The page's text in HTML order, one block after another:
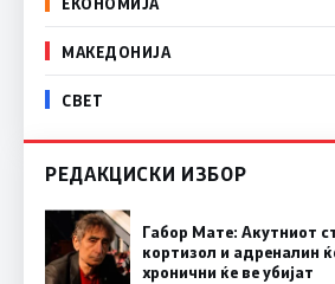
МАКЕДОНИЈА
СВЕТ
РЕДАКЦИСКИ ИЗБОР
Габор Мате: Акутниот
кортизол и адреналин
хронични ќе ве убијат